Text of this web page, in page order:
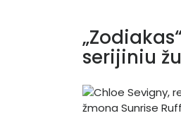
serijiniu